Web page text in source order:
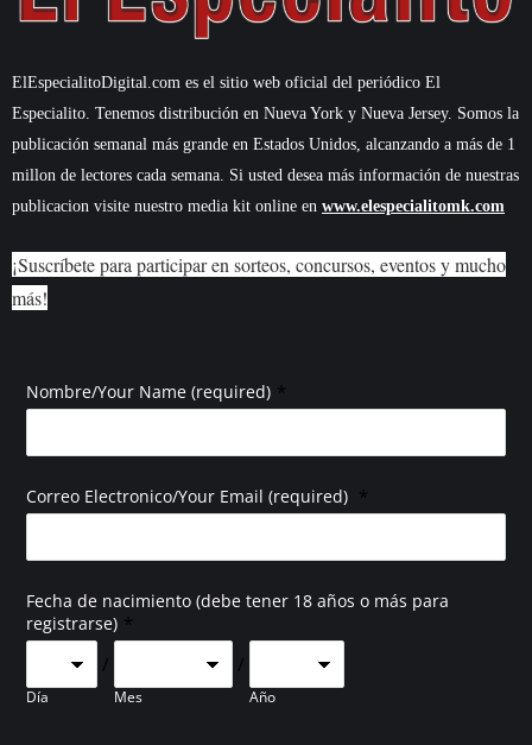
ElEspecialitoDigital.com es el sitio web oficial del periódico El
Especialito. Tenemos distribución en Nueva York y Nueva Jersey. Somos la
publicación semanal más grande en Estados Unidos, alcanzando a más de 1
millon de lectores cada semana. Si usted desea más información de nuestras
publicacion visite nuestro media kit online en www.elespecialitomk.com
¡Suscríbete para participar en sorteos, concursos, eventos y mucho
más!
Nombre/Your Name (required) *
Correo Electronico/Your Email (required) *
Fecha de nacimiento (debe tener 18 años o más para
registrarse) *
Día
/
Mes
/
Año